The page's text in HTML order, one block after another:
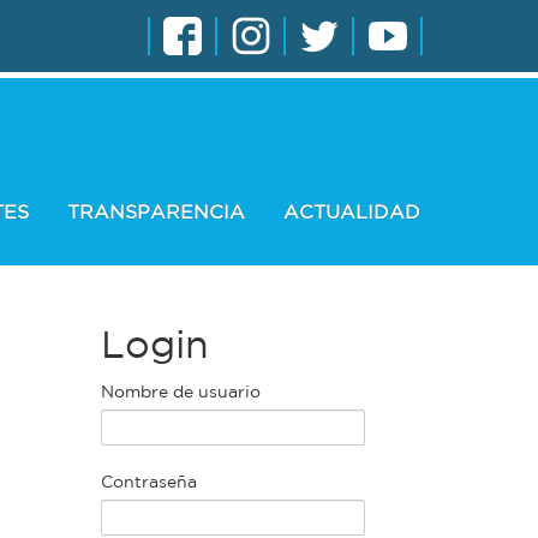
TRANSPARENCIA ACTUALIDAD
Login
Nombre de usuario
Contraseña